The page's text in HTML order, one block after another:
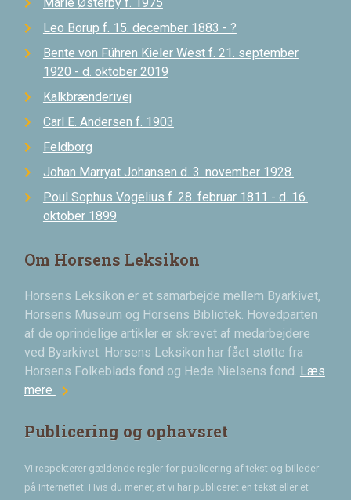
Leo Borup f. 15. december 1883 - ?
Bente von Führen Kieler West f. 21. september
1920 - d. oktober 2019
Kalkbrænderivej
Carl E. Andersen f. 1903
Feldborg
Johan Marryat Johansen d. 3. november 1928.
Poul Sophus Vogelius f. 28. februar 1811 - d. 16.
oktober 1899
Om Horsens Leksikon
Horsens Leksikon er et samarbejde mellem Byarkivet,
Horsens Museum og Horsens Bibliotek. Hovedparten
af de oprindelige artikler er skrevet af medarbejdere
ved Byarkivet. Horsens Leksikon har fået støtte fra
Horsens Folkeblads fond og Hede Nielsens fond. Læs
mere chevron_right
Publicering og ophavsret
Vi respekterer gældende regler for publicering af tekst og billeder
på Internettet. Hvis du mener, at vi har publiceret en tekst eller et